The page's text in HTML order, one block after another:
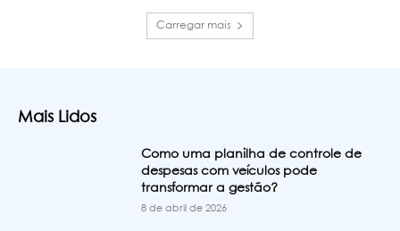
Carregar mais
Mais Lidos
Como uma planilha de controle de
despesas com veículos pode
transformar a gestão?
8 de abril de 2026